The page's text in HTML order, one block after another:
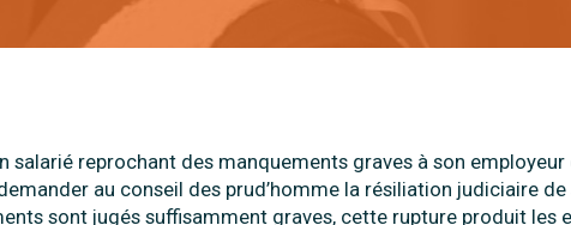
salarié reprochant des manquements graves à son employeur
au conseil des prud’homme la résiliation judiciaire de
sont jugés suffisamment graves, cette rupture produit les